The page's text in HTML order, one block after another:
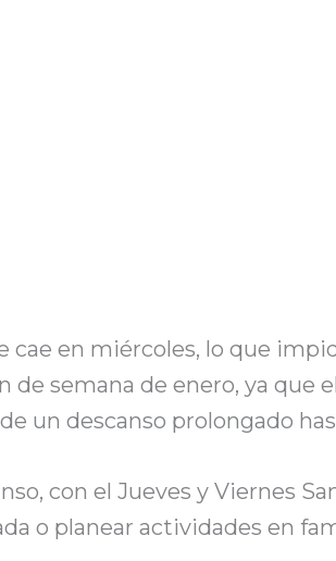
cae en miércoles, lo que
semana de enero, ya que
un descanso prolongado
con el Jueves y Viernes
o planear actividades en